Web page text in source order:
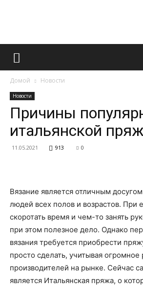
и
о
нем
Домой Новости
Новости
Причины
итальянской
11.05.2021 913 0
Вязание является отличным
людей всех полов и возрастов.
скоротать время и чем-то занять
при этом полезное дело. Однако
вязания требуется приобрести
просто сделать, учитывая огромное
производителей на рынке. Сейчас
является Итальянская пряжа, о